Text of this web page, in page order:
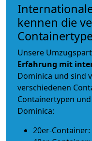
kennen die
Unsere
Erfahrung mit
Dominica und sind
verschiedenen
Containertypen
Dominica:
20er-Container: